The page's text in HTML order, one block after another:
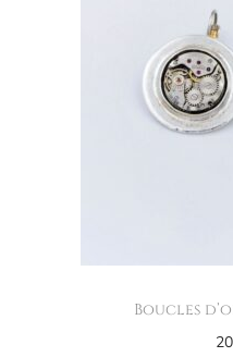
Boucles